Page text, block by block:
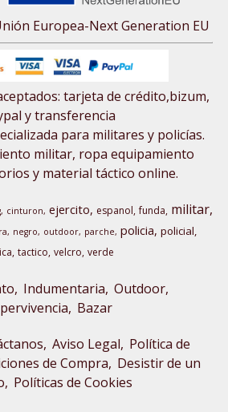
Europea-Next Generation EU
tarjeta de crédito,bizum,
y transferencia
para militares y policías.
militar, ropa equipamiento
y material táctico online.
cinturon ejercito espanol funda militar
negro outdoor parche policia policial
tactico velcro verde
Indumentaria Outdoor,
Bazar
Aviso Legal Política de
de Compra Desistir de un
Políticas de Cookies